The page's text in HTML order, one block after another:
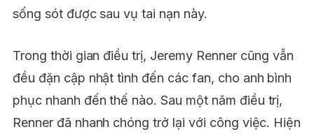
sống sót được sau vụ tai nạn này.
Trong thời gian điều trị, Jeremy Renner cũng vẫn
đều đặn cập nhật tình đến các fan, cho anh bình
phục nhanh đến thế nào. Sau một năm điều trị,
Renner đã nhanh chóng trở lại với công việc. Hiện